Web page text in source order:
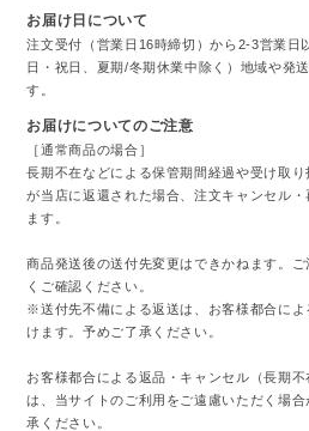
お届け日について
注文受付（営業日16時締切）から2-3営業日
日・祝日、夏期/冬期休業中除く）地域や発
す。
お届けについてのご注意
［通常商品の場合］
長期不在などによる保管期間経過や受け取
が当店に返還された場合、注文キャンセル
ます。
商品発送後の送付先変更はできかねます。
くご確認ください。
※送付先不備による返送は、お客様都合に
けます。予めご了承ください。
お客様都合による返品・キャンセル（長期
は、当サイトのご利用をご遠慮いただく場
承ください。